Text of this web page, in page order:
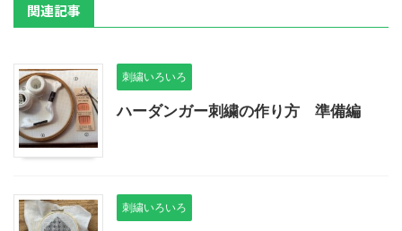
関連記事
刺繍いろいろ
ハーダンガー刺繍の作り方 準備編
刺繍いろいろ